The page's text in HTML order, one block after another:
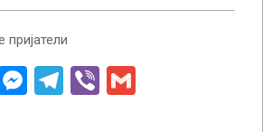
Messenger
Telegram
Viber